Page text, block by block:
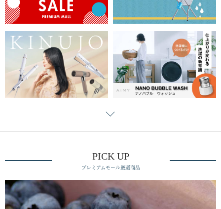
PICK UP
プレミアムモール厳選商品